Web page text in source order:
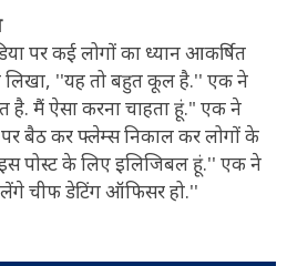
पर कई लोगों का ध्यान आकर्षित
लिखा, ''यह तो बहुत कूल है.'' एक ने
मैं ऐसा करना चाहता हूं." एक ने
बैठ कर फ्लेम्स निकाल कर लोगों के
पोस्ट के लिए इलिजिबल हूं.'' एक ने
चीफ डेटिंग ऑफिसर हो.''